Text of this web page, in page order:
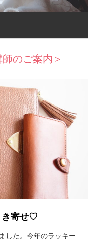
のご案内＞
き寄せ♡
した。今年のラッキー